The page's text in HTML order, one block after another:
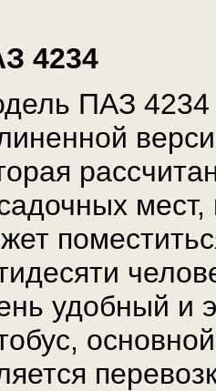
4234
ПАЗ 4234
удобный и